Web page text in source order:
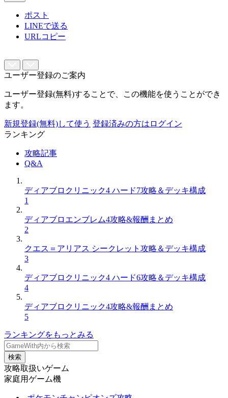
ポスト
LINEで送る
URLコピー
ユーザー登録のご案内
ユーザー登録(無料)することで、この機能を使うことができ
ます。
新規登録(無料)して使う 登録済みの方はログイン
ランキング
攻略記事
Q&A
ディアブロクリニック4 ハード7攻略＆デッキ構成
1
ディアブロエンブレム4攻略&報酬まとめ
2
クエス＝アリアス シークレット攻略＆デッキ構成
3
ディアブロクリニック4 ハード6攻略＆デッキ構成
4
ディアブロクリニック4攻略&報酬まとめ
5
ランキングをもっとみる
検索
攻略取扱いゲーム
家庭用ゲーム機